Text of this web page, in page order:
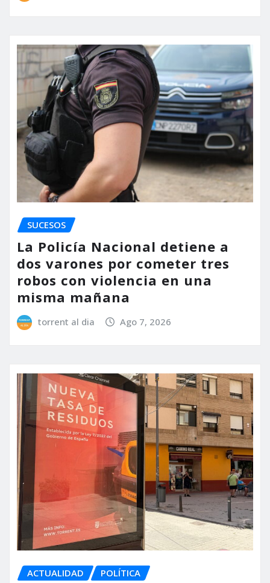
SUCESOS
La Policía Nacional detiene a
dos varones por cometer tres
robos con violencia en una
misma mañana
torrent al dia Ago 7, 2026
ACTUALIDAD POLÍTICA